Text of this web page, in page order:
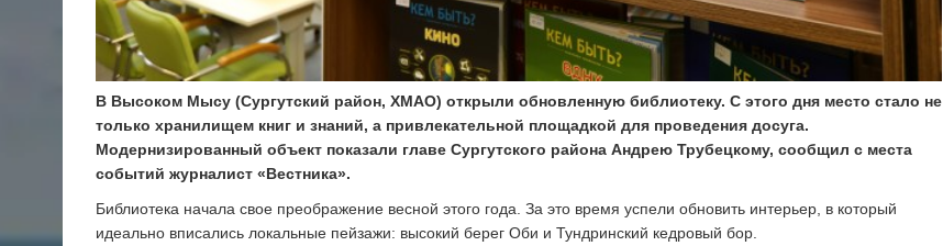
В Высоком Мысу (Сургутский район, ХМАО) открыли обновленную библиотеку. С этого дня место стало не
только хранилищем книг и знаний, а привлекательной площадкой для проведения досуга.
Модернизированный объект показали главе Сургутского района Андрею Трубецкому, сообщил с места
событий журналист «Вестника».
Библиотека начала свое преображение весной этого года. За это время успели обновить интерьер, в который
идеально вписались локальные пейзажи: высокий берег Оби и Тундринский кедровый бор.